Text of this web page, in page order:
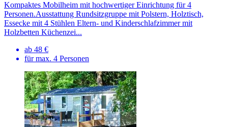
Kompaktes Mobilheim mit hochwertiger Einrichtung für 4
Personen.Ausstattung Rundsitzgruppe mit Polstern, Holztisch,
Essecke mit 4 Stühlen Eltern- und Kinderschlafzimmer mit
Holzbetten Küchenzei...
ab 48 €
für max. 4 Personen